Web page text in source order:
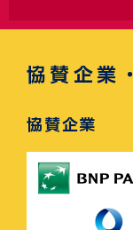
協賛企業
協賛企業